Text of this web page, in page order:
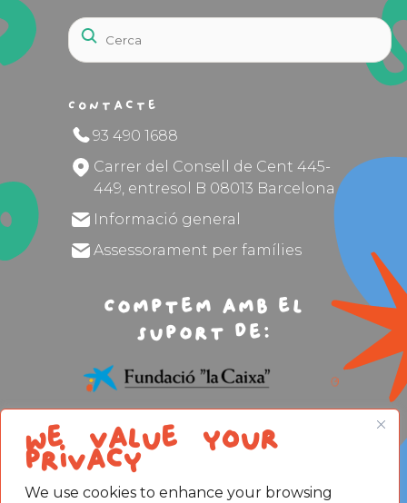
We value your
privacy
We use cookies to enhance your browsing
Contacte
93 490 1688
Carrer del Consell de Cent 445-
449, entresol B 08013 Barcelona
Informació general
Assessorament per famílies
Comptem amb el
suport de: